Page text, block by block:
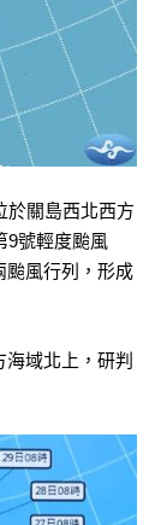
於關島西北西方
9號輕度颱風
颱風行列，形成
域北上，研判